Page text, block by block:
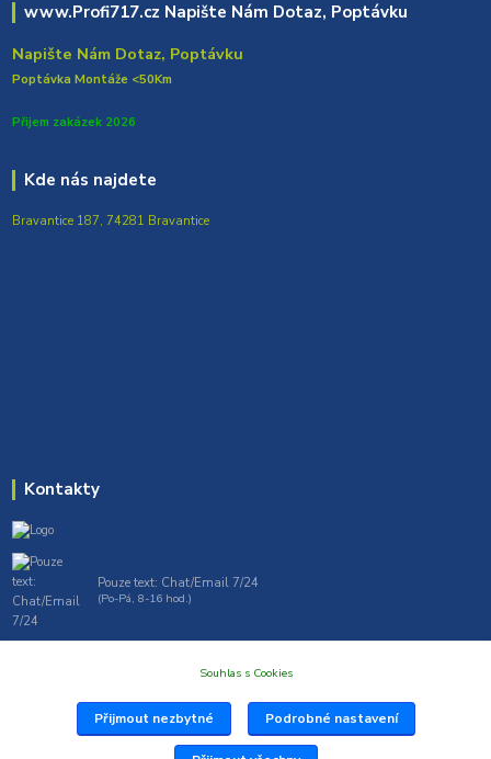
www.Profi717.cz Napište Nám Dotaz, Poptávku
Napište Nám Dotaz, Poptávku
Poptávka Montáže <50Km
Přijem zakázek 2026
Kde nás najdete
Bravantice 187, 74281 Bravantice
Kontakty
Pouze text: Chat/Email 7/24
(Po-Pá, 8-16 hod.)
Souhlas s Cookies
Přijmout nezbytné Podrobné nastavení